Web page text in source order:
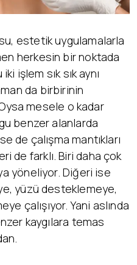
estetik uygulamalarla
herkesin bir noktada
işlem sık sık aynı
da birbirinin
mesele o kadar
benzer alanlarda
de çalışma mantıkları
de farklı. Biri daha çok
yöneliyor. Diğeri ise
yüzü desteklemeye,
çalışıyor. Yani aslında
kaygılara temas